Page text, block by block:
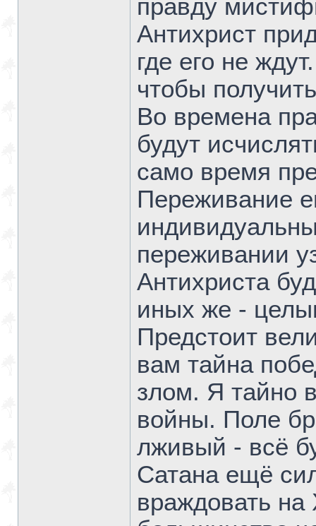
правду
Антихрист
где его не
чтобы
Во времена
будут
само время
Переживание
переживании
Антихриста
иных же -
Предстоит
вам тайна
злом. Я тайно
войны. Поле
лживый - всё
Сатана ещё
враждовать на